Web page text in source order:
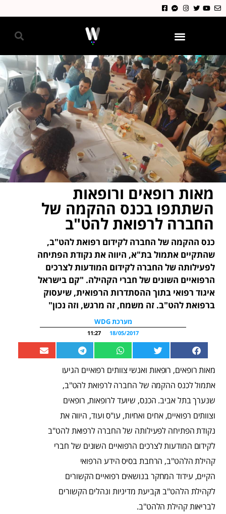
מאות רופאים ורופאות
השתתפו בכנס ההקמה של
החברה לרפואת להט"ב
כנס ההקמה של החברה לקידום רפואת להט"ב,
שהתקיים אתמול בת"א, היווה את נקודת הפתיחה
לפעילותה של החברה לקידום המודעות לצרכים
הרפואיים השונים של חברי הקהילה. "קם בישראל
איגוד רפואי בתוך ההסתדרות הרפואית, שיעסוק
ברפואת להט"ב. זה משמח, זה מרגש, וזה נכון"
מערכת WDG
18/05/2017
11:27
מאות רופאים, רופאות ואנשי צוותים רפואיים הגיעו
אתמול לכנס ההקמה של החברה לרפואת להט"ב,
שנערך בתל אביב. הכנס, שיועד לרופאות, רופאים
וצוותים רפואיים, אחים ואחיות, עו"ס ועוד, היווה את
נקודת הפתיחה לפעילותה של החברה לרפואת להט"ב
לקידום המודעות לצרכים הרפואיים השונים של חברי
קהילת הלהט"ב, הרחבת בסיס הידע הרפואי
הקיים, עידוד המחקר בנושאים רפואיים הקשורים
לקהילת הלהט"ב וקביעת מדיניות ונהלים הקשורים
לבריאות קהילת הלהט"ב.